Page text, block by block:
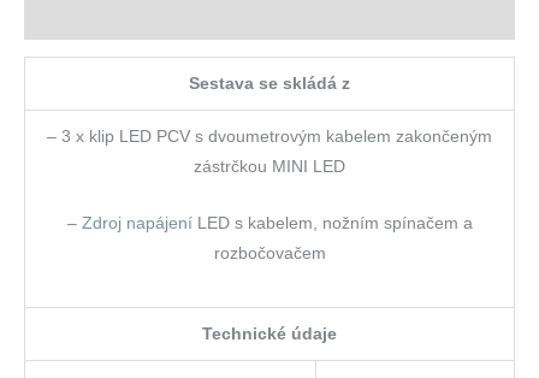
Sestava se skládá z
– 3 x klip LED PCV s dvoumetrovým kabelem zakončeným
zástrčkou MINI LED
– Zdroj napájeníLED s kabelem, nožním spínačem a
rozbočovačem
Technické údaje